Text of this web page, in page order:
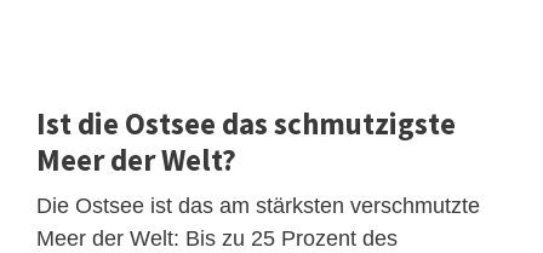
Ist die Ostsee das schmutzigste
Meer der Welt?
Die Ostsee ist das am stärksten verschmutzte
Meer der Welt: Bis zu 25 Prozent des